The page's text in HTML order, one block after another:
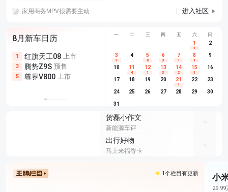
家用商务MPV很需要主动悬挂，可过滤路面颠簸，平稳保障老人孩童乘坐舒适度，也适配满载出行、复杂路况的行驶需求。 进入社区
8月新车日历
1 红旗天工08 上市
3 腾势Z9S 预售
5 尊界V800 上市
尊界V680 上市
享界G9 预售
别克至境L7 预售
埃安
长城H10
深蓝S05
一 二 三 四 五 六 日
1
1
2
3
1
4 5
6
6
3
7
1
8
1
9
10 11
4
12
1
13
3
14
2
15
1
16
17 18 19 20 21
1
22 23
24 25 26 27 28 29 30
31
贺磊小作文
新能源车评
出行好物
马上来福香卡
1个栏目有更新 小
29.99